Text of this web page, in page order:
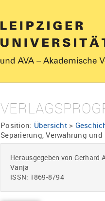
Position: Übersicht>
Separierung, Verwahrung
Herausgegeben von Gerhard
Vanja
ISSN: 1869-8794